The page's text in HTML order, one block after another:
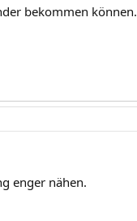
bekommen können.
enger nähen.